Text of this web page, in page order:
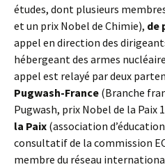
études, dont plusieurs
et un prix Nobel de Chimie), de
appel en direction des
hébergeant des armes
appel est relayé par deux
Pugwash-France (Branche
Pugwash, prix Nobel de la Paix
la Paix (association
consultatif de la commission
membre du réseau